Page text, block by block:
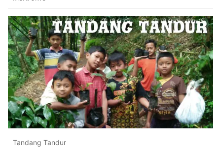
Tandang Tandur